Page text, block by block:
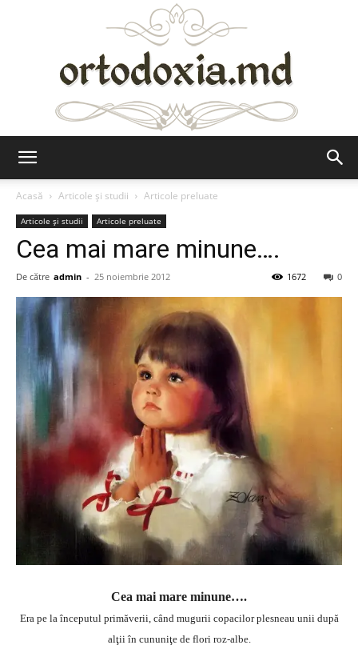
Acasă
Articole şi studii Articole preluate
Articole şi studii Articole preluate
Cea mai mare minune….
De către admin - 25 noiembrie 2012 0
1672
Cea mai mare minune….
Era pe la începutul primăverii, când mugurii copacilor plesneau unii după
alţii în cununiţe de flori roz-albe.